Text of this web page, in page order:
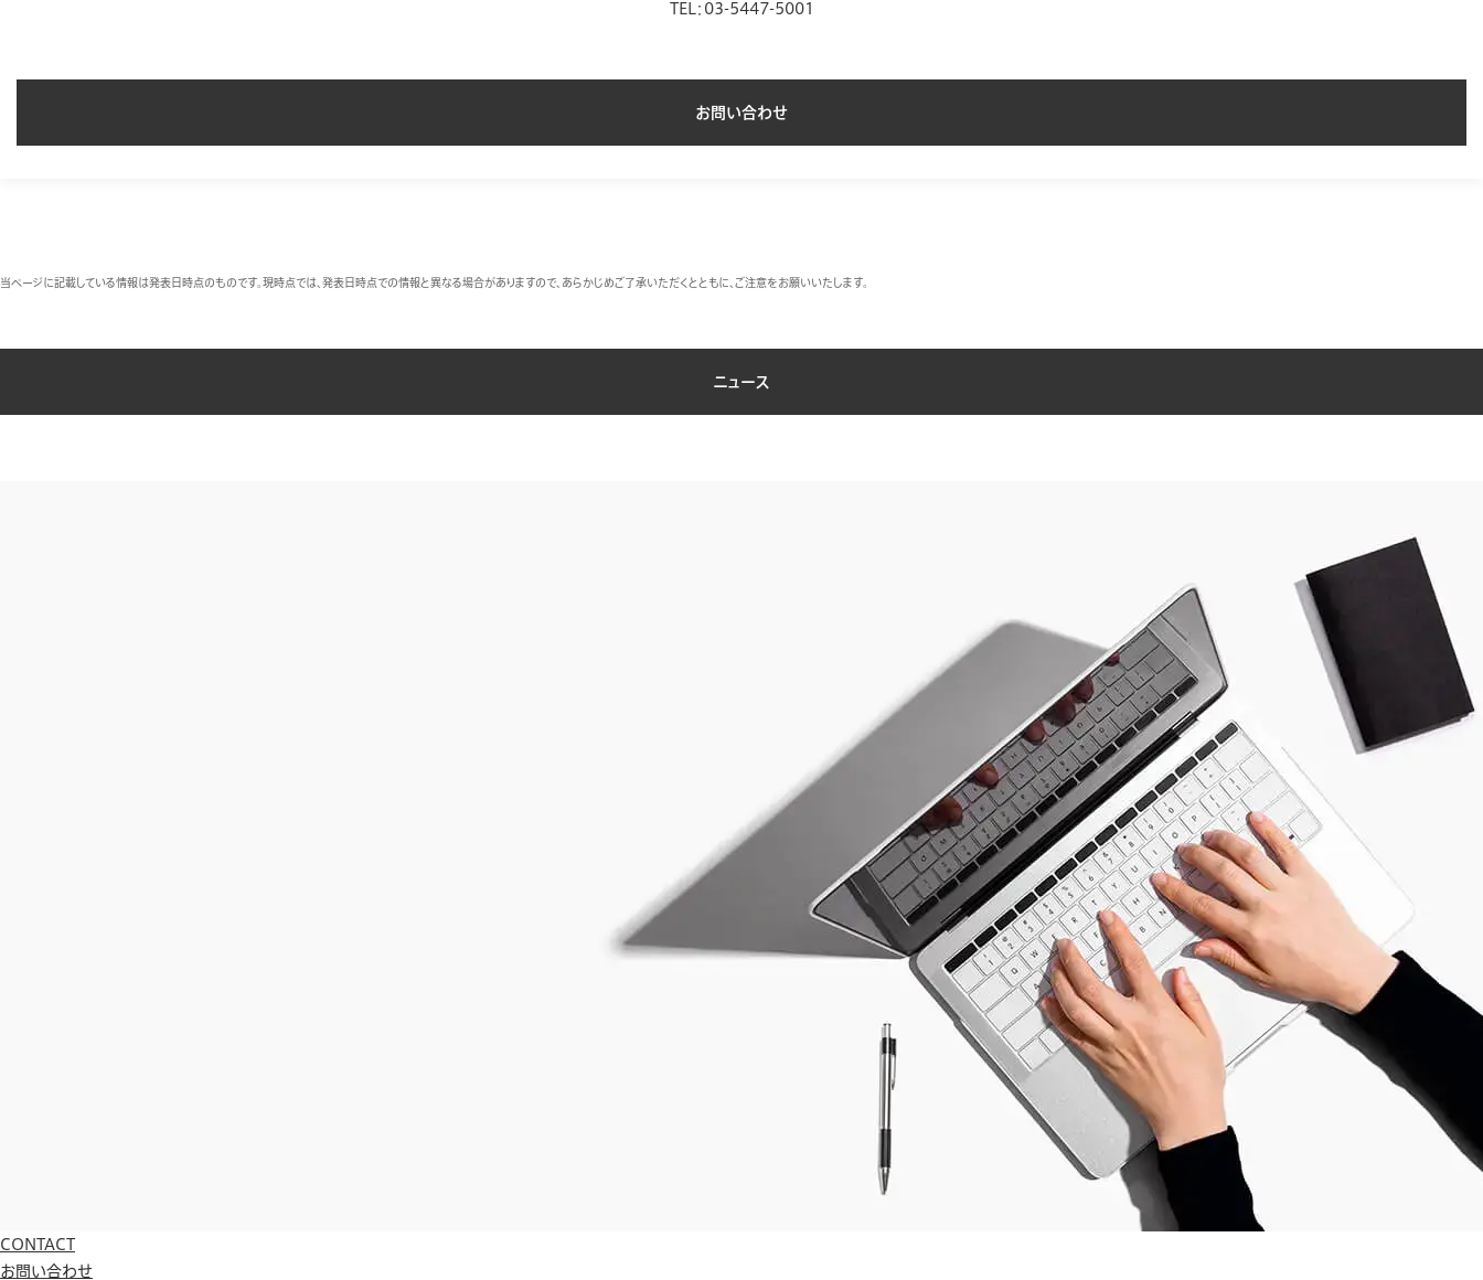
TEL：03-5447-5001
お問い合わせ
当ページに記載している情報は発表日時点のものです。現時点では、発表日時点での情報と異なる場合がありますので、あらかじめご了承いただくとともに、ご注意をお願いいたします。
ニュース
CONTACT
お問い合わせ